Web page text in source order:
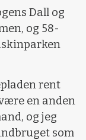
Dall og
og 58-
rent
en anden
og jeg
som